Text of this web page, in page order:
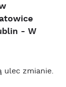
- W
ulec zmianie.